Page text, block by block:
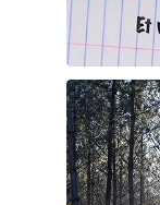
Et
Francis